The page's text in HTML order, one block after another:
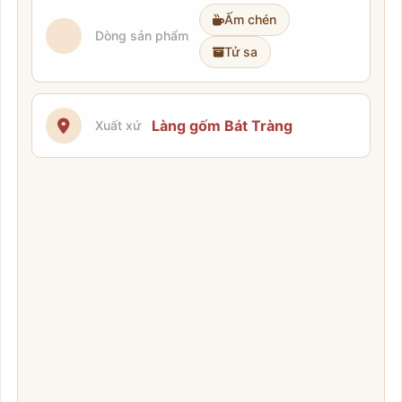
Dòng sản phẩm
Ấm chén
Tử sa
Xuất xứ Làng gốm Bát Tràng